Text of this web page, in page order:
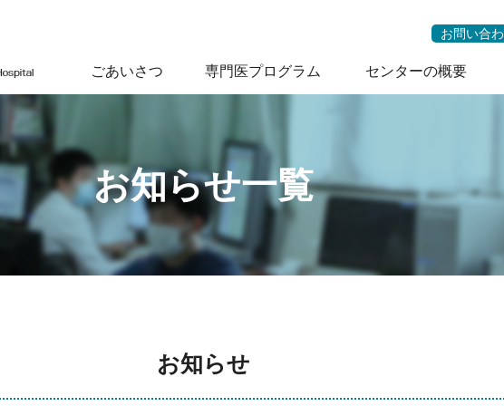
お問い合
ごあいさつ 専門医プログラム センターの概要
お知らせ一覧
お知らせ